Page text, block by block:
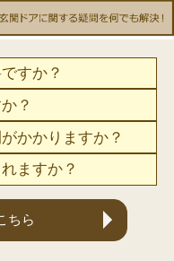
すか？
？
かかりますか？
ますか？
ちら